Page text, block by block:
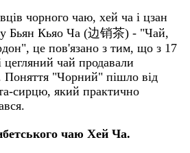
чорного чаю, хей ча і цзан
Бьян Кьяо Ча (边销茶) - "Чай,
це пов'язано з тим, що з 17
цегляний чай продавали
Поняття "Чорний" пішло від
сирцю, який практично
чаю Хей Ча.